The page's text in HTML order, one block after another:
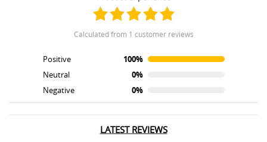
calculated from 1 customer reviews
Positive
100%
Neutral
0%
Negative
0%
LATEST REVIEWS